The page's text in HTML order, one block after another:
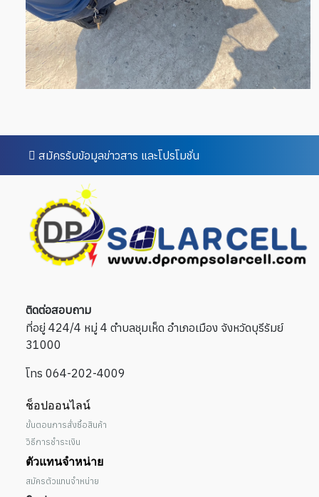
สมัครรับข้อมูลข่าวสาร และโปรโมชั่น
ติดต่อสอบถาม
ที่อยู่ 424/4 หมู่ 4 ตำบลชุมเห็ด อำเภอเมือง จังหวัดบุรีรัมย์
31000
โทร 064-202-4009
ช็อปออนไลน์
ขั้นตอนการสั่งซื้อสินค้า
วิธีการชำระเงิน
ตัวแทนจำหน่าย
สมัครตัวแทนจำหน่าย